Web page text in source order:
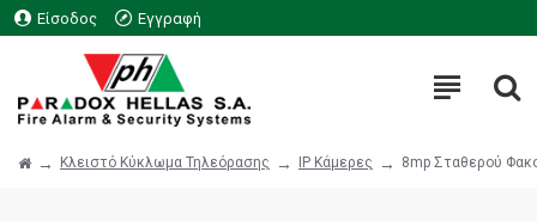
Είσοδος Εγγραφή
Κλειστό Κύκλωμα Τηλεόρασης IP Κάμερες 8mp Σταθερού